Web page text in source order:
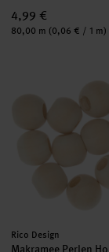
4,99 €
Inhalt:
80,00 m (0,06 € / 1 m)
Makramee
Hersteller:
Rico Design
Makramee Perlen